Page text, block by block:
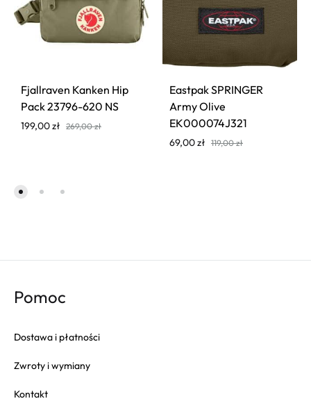
Fjallraven Kanken Hip
Pack 23796-620 NS
199,00zł 269,00zł
Eastpak SPRINGER
Army Olive
EK000074J321
69,00zł 119,00zł
Pomoc
Dostawa i płatności
Zwroty i wymiany
Kontakt